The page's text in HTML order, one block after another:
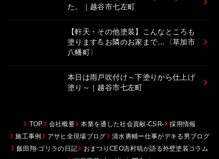
た。｜越谷市七左町
【軒天・その他塗装】こんなところも
塗ります💪お隣のお家まで…〈草加市
八幡町〉
本日は雨戸吹付け～下塗りから仕上げ
塗り～｜越谷市七左町
TOP 会社概要 本業を通した社会貢献-CSR-
採用情報
施工事例
アサヒ全現場ブログ
清水勇輔ー仕事がデキる男ブログ
飯田翔-ゴリラの日記
おまつりCEO吉村暁が語る外壁塗装コラム